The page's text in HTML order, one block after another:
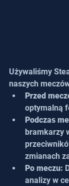
Używaliśmy
naszych
Przed
optymalną
Podczas
bramkarzy
zmianach
Po meczu:
analizy w